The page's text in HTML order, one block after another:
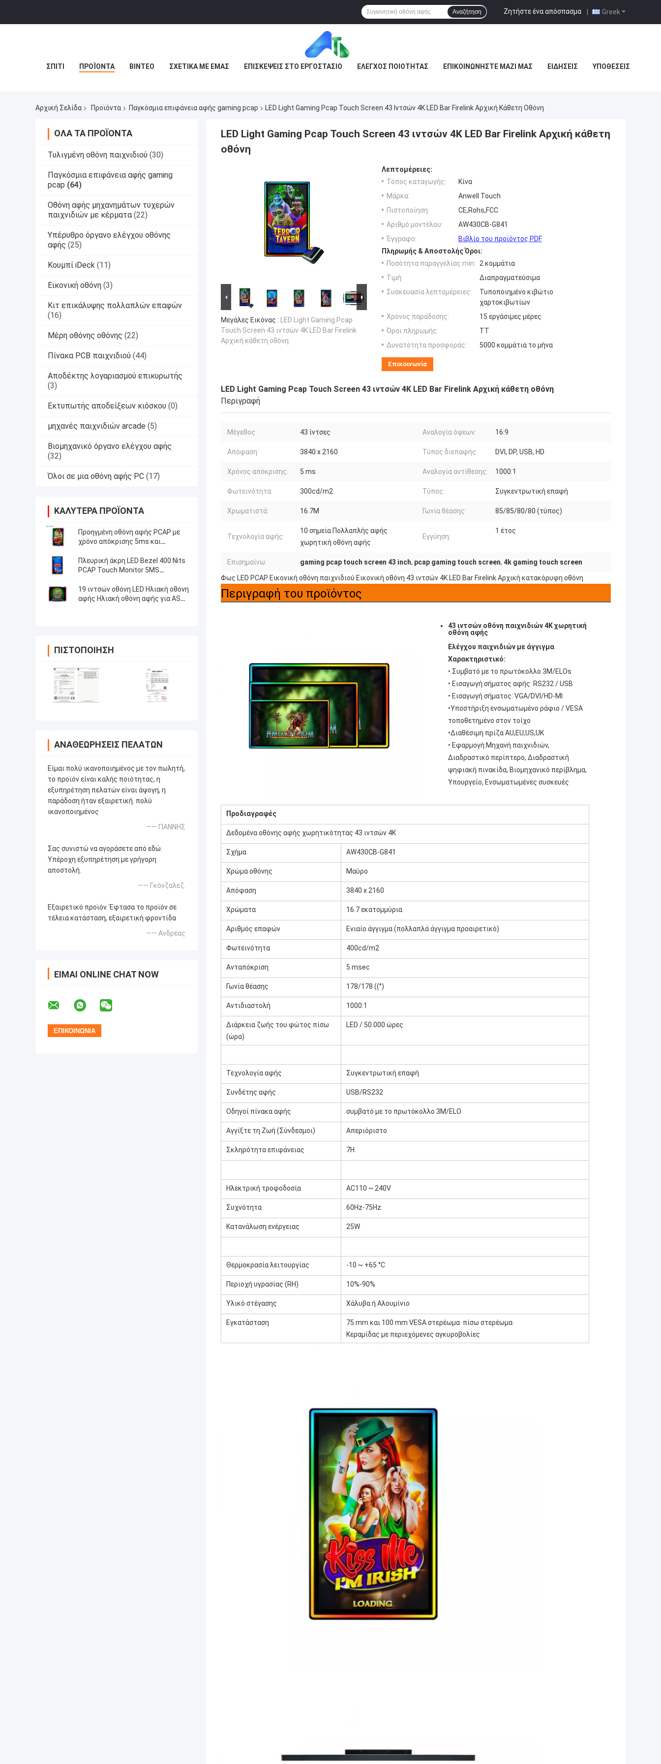
Greek
Ζητήστε ένα απόσπασμα |
Αναζήτηση
ΣΠΊΤΙ ΠΡΟΪΌΝΤΑ ΒΊΝΤΕΟ ΣΧΕΤΙΚΆ ΜΕ ΕΜΆΣ ΕΠΙΣΚΈΨΕΙΣ ΣΤΟ ΕΡΓΟΣΤΆΣΙΟ ΈΛΕΓΧΟΣ ΠΟΙΌΤΗΤΑΣ ΕΠΙΚΟΙΝΩΝΉΣΤΕ ΜΑΖΊ ΜΑΣ ΕΙΔΉΣΕΙΣ ΥΠΟΘΈΣΕΙΣ
Αρχική Σελίδα Προϊόντα Παγκόσμια επιφάνεια αφής gaming pcap LED Light Gaming Pcap Touch Screen 43 Ιντσών 4K LED Bar Firelink Αρχική Κάθετη Οθόνη
ΌΛΑ ΤΑ ΠΡΟΪΌΝΤΑ
Τυλιγμένη οθόνη παιχνιδιού (30)
Παγκόσμια επιφάνεια αφής gaming
pcap (64)
Οθόνη αφής μηχανημάτων τυχερών
παιχνιδιών με κέρματα (22)
Υπέρυθρο όργανο ελέγχου οθόνης
αφής (25)
Κουμπί iDeck (11)
Εικονική οθόνη (3)
Κιτ επικάλυψης πολλαπλών επαφών
(16)
Μέρη οθόνης οθόνης (22)
Πίνακα PCB παιχνιδιού (44)
Αποδέκτης λογαριασμού επικυρωτής
(3)
Εκτυπωτής αποδείξεων κιόσκου (0)
μηχανές παιχνιδιών arcade (5)
Βιομηχανικό όργανο ελέγχου αφής
(32)
Όλοι σε μια οθόνη αφής PC (17)
ΚΑΛΎΤΕΡΑ ΠΡΟΪΌΝΤΑ
Προηγμένη οθόνη αφής PCAP με
χρόνο απόκρισης 5ms και
Πλευρική άκρη LED Bezel 400 Nits
PCAP Touch Monitor 5MS
γρατζουνάκια
19 ιντσών οθόνη LED Ηλιακή οθόνη
αφής Ηλιακή οθόνη αφής για ASR
ΠΙΣΤΟΠΟΊΗΣΗ
ΑΝΑΘΕΩΡΉΣΕΙΣ ΠΕΛΑΤΏΝ
Είμαι πολύ ικανοποιημένος με τον πωλητή,
το προϊόν είναι καλής ποιότητας, η
εξυπηρέτηση πελατών είναι άψογη, η
παράδοση ήταν εξαιρετική. πολύ
ικανοποιημένος
—— ΓΙΑΝΝΗΣ
Σας συνιστώ να αγοράσετε από εδώ.
Υπέροχη εξυπηρέτηση με γρήγορη
αποστολή.
—— Γκόνζαλεζ.
Εξαιρετικό προϊόν. Έφτασα το προϊόν σε
τέλεια κατάσταση, εξαιρετική φροντίδα
—— Ανδρέας
ΕΊΜΑΙ ONLINE CHAT NOW
LED Light Gaming Pcap Touch Screen 43 ιντσών 4K LED Bar Firelink Αρχική κάθετη
οθόνη
Μεγάλες Εικόνας : LED Light Gaming Pcap
Touch Screen 43 ιντσών 4K LED Bar Firelink
Αρχική κάθετη οθόνη
Λεπτομέρειες:
Τόπος καταγωγής:
Κίνα
Μάρκα:
Anwell Touch
Πιστοποίηση:
CE,Rohs,FCC
Αριθμό μοντέλου:
AW430CB-G841
Έγγραφο:
Βιβλίο του προϊόντος PDF
Πληρωμής & Αποστολής Όροι:
Ποσότητα παραγγελίας min: 2 κομμάτια
Τιμή:
Διαπραγματεύσιμα
Συσκευασία λεπτομέρειες:
Τυποποιημένο κιβώτιο
χαρτοκιβωτίων
Χρόνος παράδοσης:
15 εργάσιμες μέρες
Όροι πληρωμής:
ΤΤ
Δυνατότητα προσφοράς:
5000 κομμάτια το μήνα
Επικοινωνία
LED Light Gaming Pcap Touch Screen 43 ιντσών 4K LED Bar Firelink Αρχική κάθετη οθόνη
Περιγραφή
Μέγεθος: 43 ίντσες Αναλογία όψεων: 16:9
Απόφαση: 3840 x 2160 Τύπος διεπαφής: DVI, DP, USB, HD
Χρόνος απόκρισης: 5 ms Αναλογία αντίθεσης: 1000:1
Φωτεινότητα: 300cd/m2 Τύπος: Συγκεντρωτική επαφή
Χρωματιστά: 16.7M Γωνία θέασης: 85/85/80/80 (τύπος)
Τεχνολογία αφής:
10 σημεία Πολλαπλής αφής
χωρητική οθόνη αφής
Εγγύηση:
1 έτος
Επισημαίνω: gaming pcap touch screen 43 inch, pcap gaming touch screen, 4k gaming touch screen
Φως LED PCAP Εικονική οθόνη παιχνιδιού Εικονική οθόνη 43 ιντσών 4K LED Bar Firelink Αρχική κατακόρυφη οθόνη
Περιγραφή του προϊόντος
43 ιντσών οθόνη παιχνιδιών 4K χωρητική
οθόνη αφής
Ελέγχου παιχνιδιών με άγγιγμα
Χαρακτηριστικό:
• Συμβατό με το πρωτόκολλο 3M/ELOs
• Εισαγωγή σήματος αφής: RS232 / USB
• Εισαγωγή σήματος: VGA/DVI/HD-MI
•Υποστήριξη ενσωματωμένο ράφιο / VESA
τοποθετημένο στον τοίχο
•Διαθέσιμη πρίζα AU,EU,US,UK
• Εφαρμογή:Μηχανή παιχνιδιών,
Διαδραστικό περίπτερο, Διαδραστική
ψηφιακή πινακίδα, Βιομηχανικό περίβλημα,
Υπουργείο, Ενσωματωμένες συσκευές
Προδιαγραφές
Δεδομένα οθόνης αφής χωρητικότητας 43 ιντσών 4K
Σχήμα AW430CB-G841
Χρώμα οθόνης Μαύρο
Απόφαση 3840 x 2160
Χρώματα 16.7 εκατομμύρια
Αριθμός επαφών Ενιαίο άγγιγμα (πολλαπλά άγγιγμα προαιρετικό)
Φωτεινότητα 400cd/m2
Ανταπόκριση 5 msec
Γωνία θέασης 178/178 ((°)
Αντιδιαστολή 1000:1
Διάρκεια ζωής του φώτος πίσω
(ώρα)
LED / 50.000 ώρες
Τεχνολογία αφής Συγκεντρωτική επαφή
Συνδέτης αφής USB/RS232
Οδηγοί πίνακα αφής συμβατό με το πρωτόκολλο 3M/ELO
Αγγίξτε τη Ζωή (Σύνδεσμοι) Απεριόριστο
Σκληρότητα επιφάνειας 7H
Ηλεκτρική τροφοδοσία AC110 ~ 240V
Συχνότητα 60Hz-75Hz
Κατανάλωση ενέργειας 25W
Θερμοκρασία λειτουργίας -10 ~ +65 °C
Περιοχή υγρασίας (RH) 10%-90%
Υλικό στέγασης Χάλυβα ή Αλουμίνιο
Εγκατάσταση
75 mm και 100 mm VESA στερέωμα· πίσω στερέωμα·
Κεραμίδας με περιεχόμενες αγκυροβολίες